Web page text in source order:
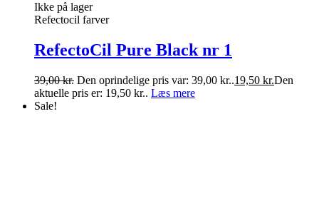
Ikke på lager
Refectocil farver
RefectoCil Pure Black nr 1
39,00kr. Den oprindelige pris var: 39,00 kr..19,50 kr.Den
aktuelle pris er: 19,50 kr.. Læs mere
Sale!